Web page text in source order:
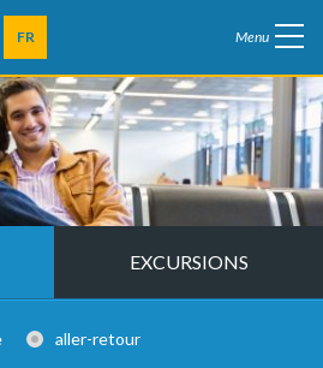
FR Menu
EXCURSIONS
aller-retour